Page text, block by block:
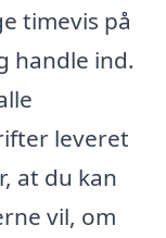
timevis på
handle ind.
leveret
at du kan
vil, om